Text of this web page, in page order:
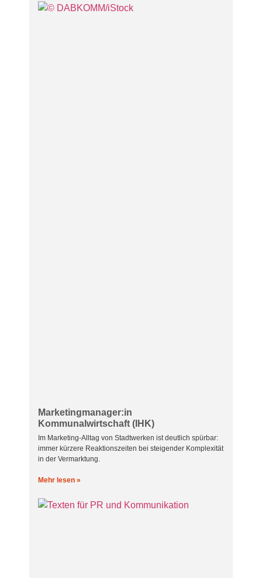
Marketingmanager:in
Kommunalwirtschaft (IHK)
Im Marketing-Alltag von Stadtwerken ist deutlich spürbar:
immer kürzere Reaktionszeiten bei steigender Komplexität
in der Vermarktung.
Mehr lesen »